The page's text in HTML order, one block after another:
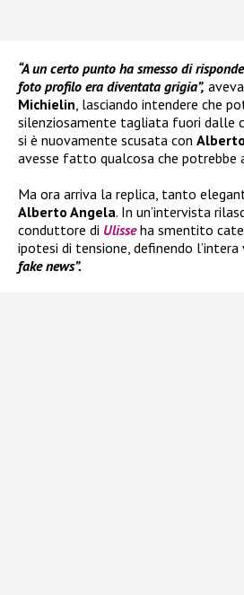
“A un certo punto ha smesso di
foto profilo era diventata grigia”,
Michielin , lasciando intendere che
silenziosamente tagliata fuori dalle
si è nuovamente scusata con
avesse fatto qualcosa che potrebbe
Ma ora arriva la replica, tanto
Alberto Angela. In un’intervista
conduttore di Ulisseha smentito
ipotesi di tensione, definendo l’intera
fake news”.